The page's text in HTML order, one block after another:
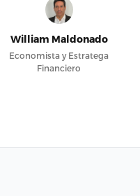
William Maldonado
Economista y Estratega
Financiero